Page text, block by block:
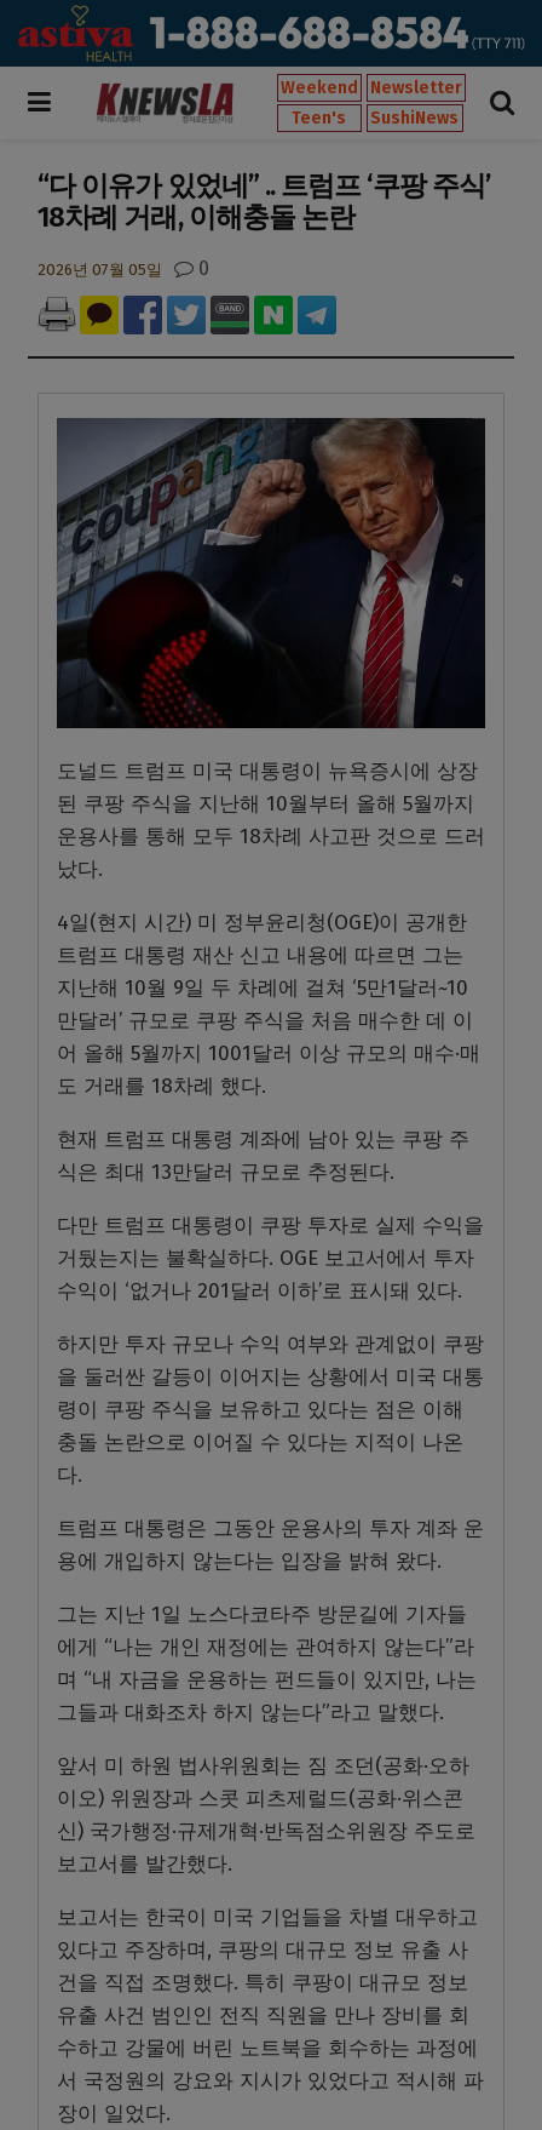
Weekend
Newsletter
Teen's
SushiNews
“다 이유가 있었네” .. 트럼프 ‘쿠팡 주식’
18차례 거래, 이해충돌 논란
2026년 07월 05일 0
도널드 트럼프 미국 대통령이 뉴욕증시에 상장
된 쿠팡 주식을 지난해 10월부터 올해 5월까지
운용사를 통해 모두 18차례 사고판 것으로 드러
났다.
4일(현지 시간) 미 정부윤리청(OGE)이 공개한
트럼프 대통령 재산 신고 내용에 따르면 그는
지난해 10월 9일 두 차례에 걸쳐 ‘5만1달러~10
만달러’ 규모로 쿠팡 주식을 처음 매수한 데 이
어 올해 5월까지 1001달러 이상 규모의 매수·매
도 거래를 18차례 했다.
현재 트럼프 대통령 계좌에 남아 있는 쿠팡 주
식은 최대 13만달러 규모로 추정된다.
다만 트럼프 대통령이 쿠팡 투자로 실제 수익을
거뒀는지는 불확실하다. OGE 보고서에서 투자
수익이 ‘없거나 201달러 이하’로 표시돼 있다.
하지만 투자 규모나 수익 여부와 관계없이 쿠팡
을 둘러싼 갈등이 이어지는 상황에서 미국 대통
령이 쿠팡 주식을 보유하고 있다는 점은 이해
충돌 논란으로 이어질 수 있다는 지적이 나온
다.
트럼프 대통령은 그동안 운용사의 투자 계좌 운
용에 개입하지 않는다는 입장을 밝혀 왔다.
그는 지난 1일 노스다코타주 방문길에 기자들
에게 “나는 개인 재정에는 관여하지 않는다”라
며 “내 자금을 운용하는 펀드들이 있지만, 나는
그들과 대화조차 하지 않는다”라고 말했다.
앞서 미 하원 법사위원회는 짐 조던(공화·오하
이오) 위원장과 스콧 피츠제럴드(공화·위스콘
신) 국가행정·규제개혁·반독점소위원장 주도로
보고서를 발간했다.
보고서는 한국이 미국 기업들을 차별 대우하고
있다고 주장하며, 쿠팡의 대규모 정보 유출 사
건을 직접 조명했다. 특히 쿠팡이 대규모 정보
유출 사건 범인인 전직 직원을 만나 장비를 회
수하고 강물에 버린 노트북을 회수하는 과정에
서 국정원의 강요와 지시가 있었다고 적시해 파
장이 일었다.